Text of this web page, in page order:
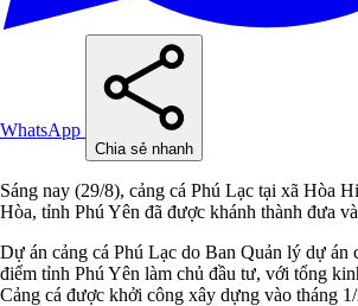
WhatsApp
Chia sẻ nhanh
Sáng nay (29/8), cảng cá Phú Lạc tại xã Hòa
Hòa, tỉnh Phú Yên đã được khánh thành đưa
Dự án cảng cá Phú Lạc do Ban Quản lý dự án
điểm tỉnh Phú Yên làm chủ đầu tư, với tổng
Cảng cá được khởi công xây dựng vào tháng